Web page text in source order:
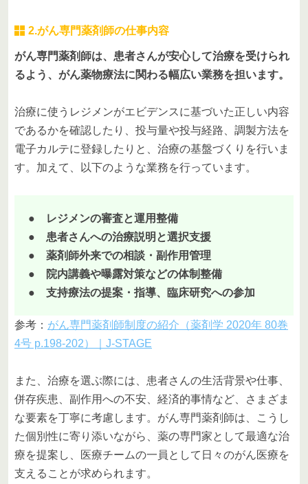
2.がん専門薬剤師の仕事内容
がん専門薬剤師は、患者さんが安心して治療を受けられ
るよう、がん薬物療法に関わる幅広い業務を担います。
治療に使うレジメンがエビデンスに基づいた正しい内容
であるかを確認したり、投与量や投与経路、調製方法を
電子カルテに登録したりと、治療の基盤づくりを行いま
す。加えて、以下のような業務を行っています。
● レジメンの審査と運用整備
● 患者さんへの治療説明と選択支援
● 薬剤師外来での相談・副作用管理
● 院内講義や曝露対策などの体制整備
● 支持療法の提案・指導、臨床研究への参加
参考： がん専門薬剤師制度の紹介（薬剤学 2020年 80巻
4号 p.198-202）｜J-STAGE
また、治療を選ぶ際には、患者さんの生活背景や仕事、
併存疾患、副作用への不安、経済的事情など、さまざま
な要素を丁寧に考慮します。がん専門薬剤師は、こうし
た個別性に寄り添いながら、薬の専門家として最適な治
療を提案し、医療チームの一員として日々のがん医療を
支えることが求められます。